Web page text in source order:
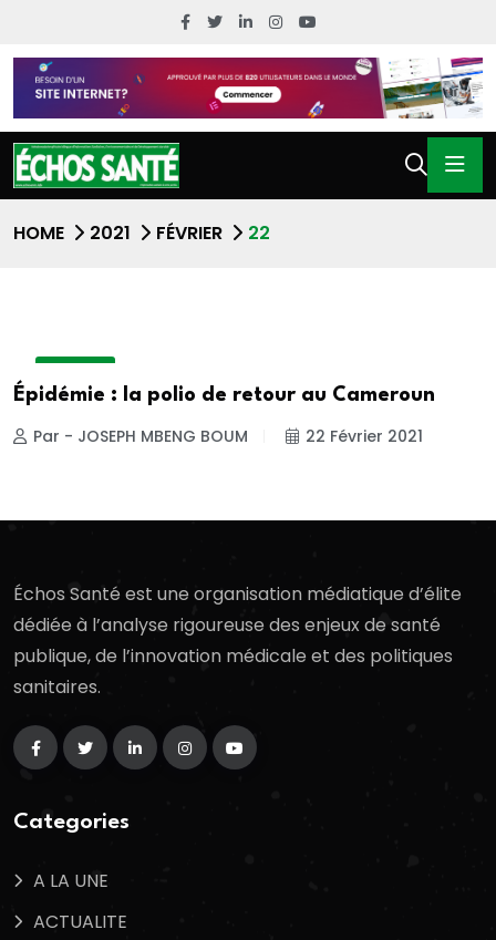
HOME 2021 FÉVRIER 22
Épidémie : la polio de retour au Cameroun
Par - JOSEPH MBENG BOUM 22 Février 2021
Échos Santé est une organisation médiatique d’élite
dédiée à l’analyse rigoureuse des enjeux de santé
publique, de l’innovation médicale et des politiques
sanitaires.
Categories
A LA UNE
ACTUALITE